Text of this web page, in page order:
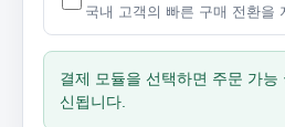
국내 고객의 빠른 구매 전환을
결제 모듈을 선택하면 주문 가능
신됩니다.